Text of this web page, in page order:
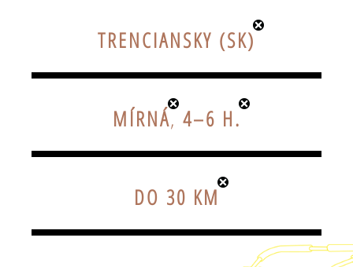
TRENCIANSKY (SK)
MÍRNÁ, 4–6 H.
DO 30 KM